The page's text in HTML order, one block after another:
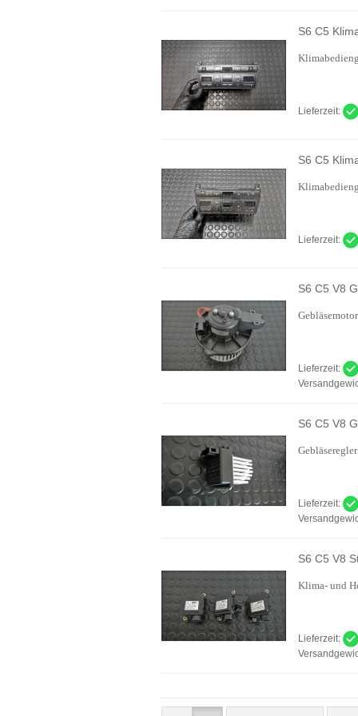
S6 C5
Lieferzeit:
S6 C5
Lieferzeit:
S6 C5 V8
Gebläsemotor
Lieferzeit:
S6 C5 V8
Gebläseregler
Lieferzeit:
S6 C5 V8
Klima- und
Lieferzeit: